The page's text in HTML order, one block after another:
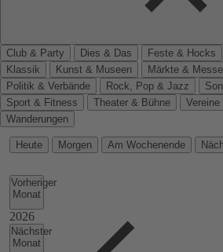
Club & Party Dies & Das Feste & Hocks
Klassik
Kunst & Museen Märkte &
Politik & Verbände
Rock, Pop & Jazz
Sport & Fitness
Theater & Bühne Vereine
Wanderungen
Heute Morgen Am Wochenende
Vorheriger
Monat
Nächster
Monat